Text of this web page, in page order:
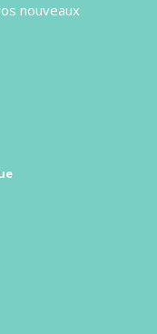
nouveaux